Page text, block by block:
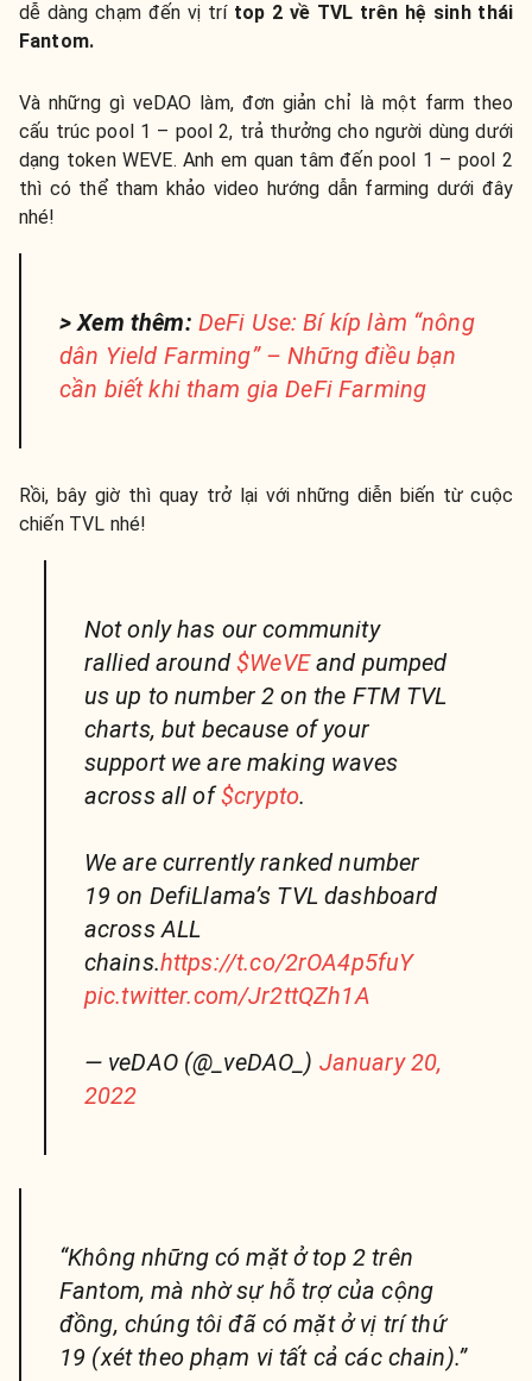
dễ dàng chạm đến vị trí top 2 về TVL trên hệ sinh thái
Fantom.
Và những gì veDAO làm, đơn giản chỉ là một farm theo
cấu trúc pool 1 – pool 2, trả thưởng cho người dùng dưới
dạng token WEVE. Anh em quan tâm đến pool 1 – pool 2
thì có thể tham khảo video hướng dẫn farming dưới đây
nhé!
> Xem thêm: DeFi Use: Bí kíp làm “nông
dân Yield Farming” – Những điều bạn
cần biết khi tham gia DeFi Farming
Rồi, bây giờ thì quay trở lại với những diễn biến từ cuộc
chiến TVL nhé!
Not only has our community
rallied around$WeVEand pumped
us up to number 2 on the FTM TVL
charts, but because of your
support we are making waves
across all of$crypto.
We are currently ranked number
19 on DefiLlama’s TVL dashboard
across ALL
chains.https://t.co/2rOA4p5fuY
pic.twitter.com/Jr2ttQZh1A
— veDAO (@_veDAO_) January 20,
2022
“Không những có mặt ở top 2 trên
Fantom, mà nhờ sự hỗ trợ của cộng
đồng, chúng tôi đã có mặt ở vị trí thứ
19 (xét theo phạm vi tất cả các chain).”